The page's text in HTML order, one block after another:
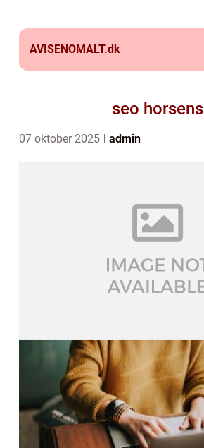
AVISENOMALT.dk
seo horsens
07 oktober 2025 admin